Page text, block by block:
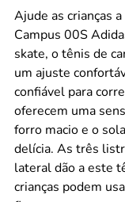
Ajude as crianças
Campus 00S
skate, o tênis de
um ajuste
confiável para
oferecem uma
forro macio e o
delícia. As três
lateral dão a este
crianças podem